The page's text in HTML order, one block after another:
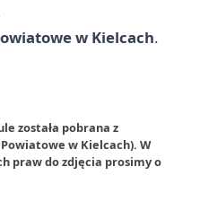
w Kielcach.
została pobrana z
w Kielcach). W
praw do zdjęcia prosimy o